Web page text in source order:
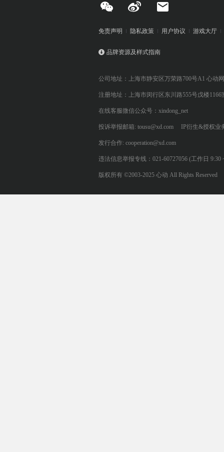
免责声明 隐私政策 用户协议 游戏大厅
品牌资源及样式指南
公司地址：上海市静安区万荣路700号A1 心动
注册地址：上海市闵行区东川路555号戊楼1166
在线客服微信公众号：xindong_net
投诉举报邮箱: tousu@xd.com IP衍生&授权业
发行合作: cooperation@xd.com
违法信息举报专线：021-60727056 (工作日 9:30
版权所有 ©2003-2025 心动 All Rights Reserved